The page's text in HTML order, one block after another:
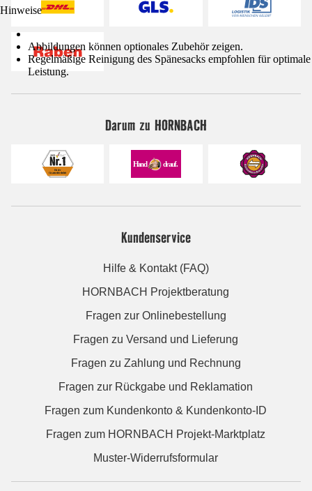
Hinweise
Abbildungen können optionales Zubehör zeigen.
Regelmäßige Reinigung des Spänesacks empfohlen für optimale
Leistung.
Darum zu HORNBACH
Kundenservice
Hilfe & Kontakt (FAQ)
HORNBACH Projektberatung
Fragen zur Onlinebestellung
Fragen zu Versand und Lieferung
Fragen zu Zahlung und Rechnung
Fragen zur Rückgabe und Reklamation
Fragen zum Kundenkonto & Kundenkonto-ID
Fragen zum HORNBACH Projekt-Marktplatz
Muster-Widerrufsformular